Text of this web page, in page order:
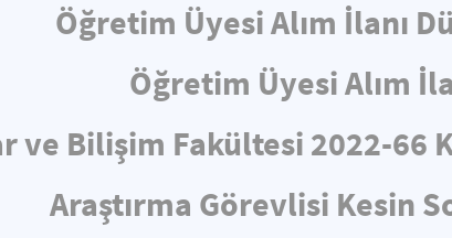
Öğretim Üyesi Alım İlanı
Öğretim Üyesi Alım
ve Bilişim Fakültesi 2022-66
Araştırma Görevlisi Kesin